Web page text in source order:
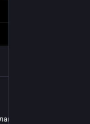
праграміста.